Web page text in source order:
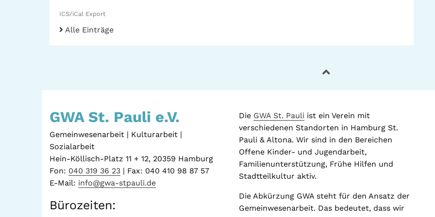
ICS/iCal Export
Alle Einträge
GWA St. Pauli e.V.
Gemeinwesenarbeit | Kulturarbeit |
Sozialarbeit
Hein-Köllisch-Platz 11 + 12, 20359 Hamburg
Fon: 040 319 36 23 | Fax: 040 410 98 87 57
E-Mail: info@gwa-stpauli.de
Bürozeiten:
Die GWA St. Pauli ist ein Verein mit
verschiedenen Standorten in Hamburg St.
Pauli & Altona. Wir sind in den Bereichen
Offene Kinder- und Jugendarbeit,
Familienunterstützung, Frühe Hilfen und
Stadtteilkultur aktiv.
Die Abkürzung GWA steht für den Ansatz der
Gemeinwesenarbeit. Das bedeutet, dass wir